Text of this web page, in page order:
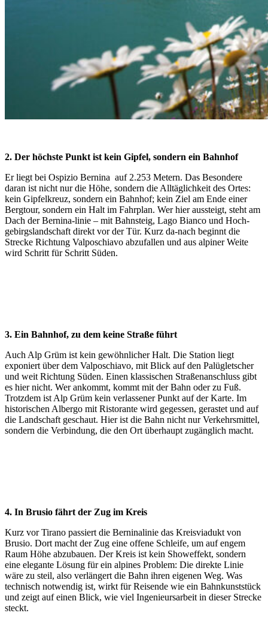
2. Der höchste Punkt ist kein Gipfel, sondern ein Bahnhof
Er liegt bei Ospizio Bernina auf 2.253 Metern. Das Besondere
daran ist nicht nur die Höhe, sondern die Alltäglichkeit des Ortes:
kein Gipfelkreuz, sondern ein Bahnhof; kein Ziel am Ende einer
Bergtour, sondern ein Halt im Fahrplan. Wer hier aussteigt, steht am
Dach der Bernina-linie – mit Bahnsteig, Lago Bianco und Hoch-
gebirgslandschaft direkt vor der Tür. Kurz da-nach beginnt die
Strecke Richtung Valposchiavo abzufallen und aus alpiner Weite
wird Schritt für Schritt Süden.
3. Ein Bahnhof, zu dem keine Straße führt
Auch Alp Grüm ist kein gewöhnlicher Halt. Die Station liegt
exponiert über dem Valposchiavo, mit Blick auf den Palügletscher
und weit Richtung Süden. Einen klassischen Straßenanschluss gibt
es hier nicht. Wer ankommt, kommt mit der Bahn oder zu Fuß.
Trotzdem ist Alp Grüm kein verlassener Punkt auf der Karte. Im
historischen Albergo mit Ristorante wird gegessen, gerastet und auf
die Landschaft geschaut. Hier ist die Bahn nicht nur Verkehrsmittel,
sondern die Verbindung, die den Ort überhaupt zugänglich macht.
4. In Brusio fährt der Zug im Kreis
Kurz vor Tirano passiert die Berninalinie das Kreisviadukt von
Brusio. Dort macht der Zug eine offene Schleife, um auf engem
Raum Höhe abzubauen. Der Kreis ist kein Showeffekt, sondern
eine elegante Lösung für ein alpines Problem: Die direkte Linie
wäre zu steil, also verlängert die Bahn ihren eigenen Weg. Was
technisch notwendig ist, wirkt für Reisende wie ein Bahnkunststück
und zeigt auf einen Blick, wie viel Ingenieursarbeit in dieser Strecke
steckt.